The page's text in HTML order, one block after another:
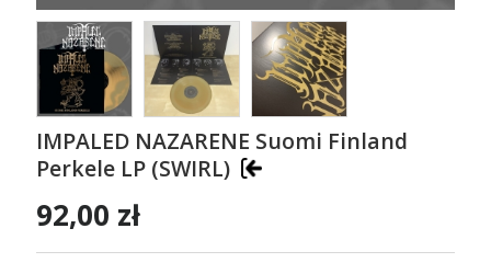
IMPALED NAZARENE Suomi Finland
Perkele LP (SWIRL)
92,00 zł